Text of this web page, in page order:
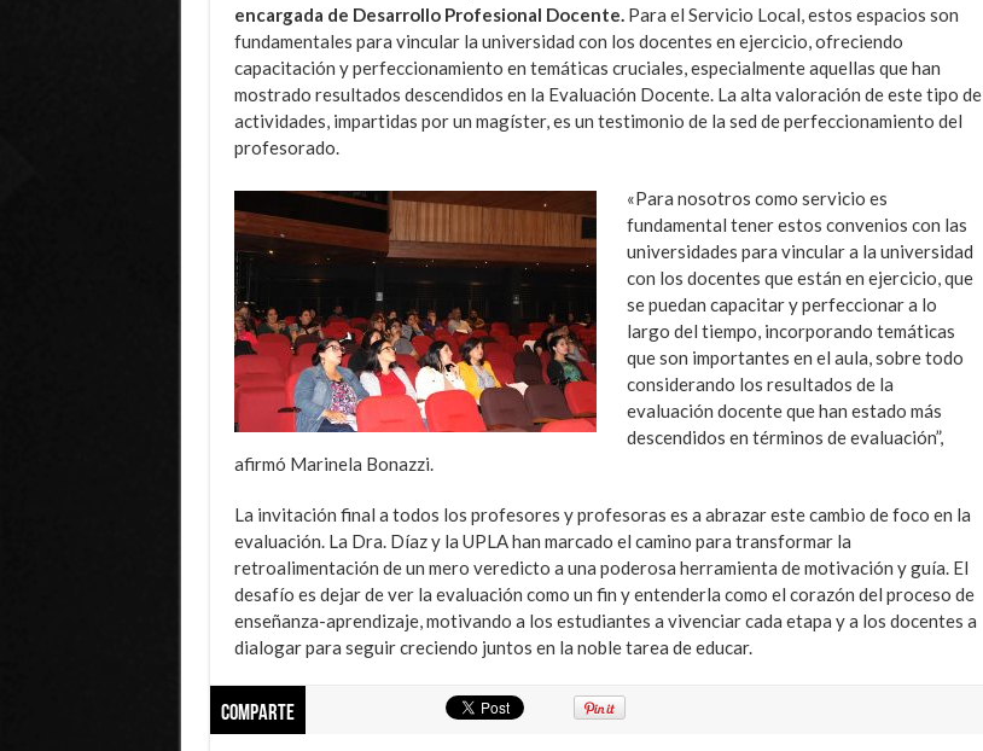
encargada de Desarrollo Profesional Docente. Para el Servicio Local, estos espacios son
fundamentales para vincular la universidad con los docentes en ejercicio, ofreciendo
capacitación y perfeccionamiento en temáticas cruciales, especialmente aquellas que han
mostrado resultados descendidos en la Evaluación Docente. La alta valoración de este tipo de
actividades, impartidas por un magíster, es un testimonio de la sed de perfeccionamiento del
profesorado.
«Para nosotros como servicio es
fundamental tener estos convenios con las
universidades para vincular a la universidad
con los docentes que están en ejercicio, que
se puedan capacitar y perfeccionar a lo
largo del tiempo, incorporando temáticas
que son importantes en el aula, sobre todo
considerando los resultados de la
evaluación docente que han estado más
descendidos en términos de evaluación”,
afirmó Marinela Bonazzi.
La invitación final a todos los profesores y profesoras es a abrazar este cambio de foco en la
evaluación. La Dra. Díaz y la UPLA han marcado el camino para transformar la
retroalimentación de un mero veredicto a una poderosa herramienta de motivación y guía. El
desafío es dejar de ver la evaluación como un fin y entenderla como el corazón del proceso de
enseñanza-aprendizaje, motivando a los estudiantes a vivenciar cada etapa y a los docentes a
dialogar para seguir creciendo juntos en la noble tarea de educar.
Comparte